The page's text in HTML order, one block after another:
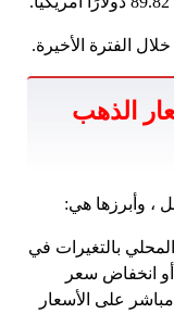
الفترة الأخيرة.
الذهب
، وأبرزها هي:
بالتغيرات في
أو انخفاض سعر
على الأسعار